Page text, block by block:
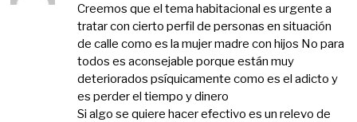
Creemos que el tema habitacional es urgente a
tratar con cierto perfil de personas en situación
de calle como es la mujer madre con hijos No para
todos es aconsejable porque están muy
deteriorados psíquicamente como es el adicto y
es perder el tiempo y dinero
Si algo se quiere hacer efectivo es un relevo de